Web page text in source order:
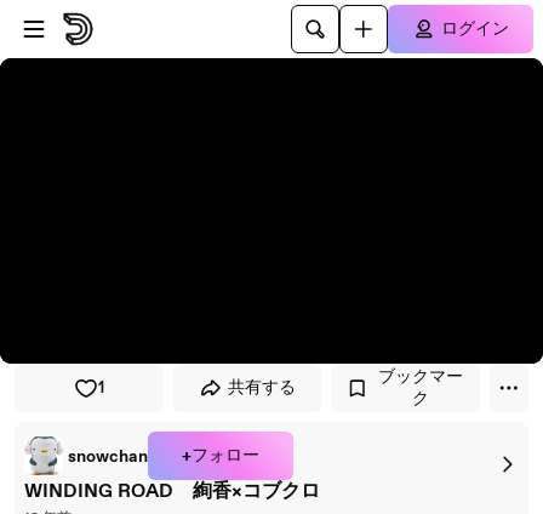
プレイヤーにスキップ
メインコンテンツにスキップ
ログイン
1 共有する
ブックマー
ク
snowchan +フォロー
WINDING ROAD 絢香×コブクロ